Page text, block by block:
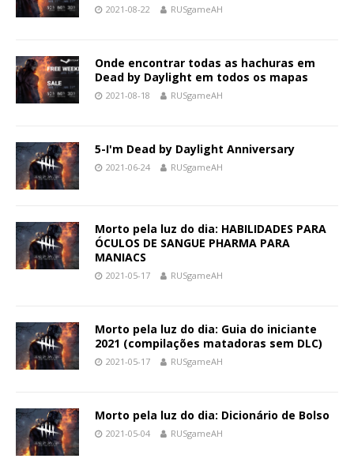
2021-08-22 RUSgameAH
Onde encontrar todas as hachuras em
Dead by Daylight em todos os mapas
2021-08-18 RUSgameAH
5-I'm Dead by Daylight Anniversary
2021-06-24 RUSgameAH
Morto pela luz do dia: HABILIDADES PARA
ÓCULOS DE SANGUE PHARMA PARA
MANIACS
2021-05-17 RUSgameAH
Morto pela luz do dia: Guia do iniciante
2021 (compilações matadoras sem DLC)
2021-05-17 RUSgameAH
Morto pela luz do dia: Dicionário de Bolso
2021-05-04 RUSgameAH